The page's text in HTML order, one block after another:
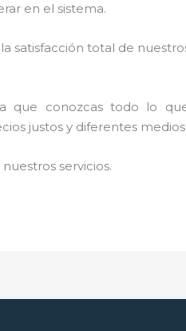
en el sistema.
satisfacción total de
conozcas todo lo
justos y diferentes
servicios.